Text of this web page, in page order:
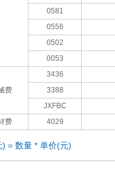
0581
0556
0502
0053
费
3436
3388
JXFBC
费
4029
) = 数量 * 单价(元)